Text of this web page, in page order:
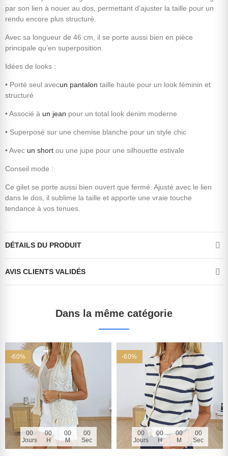
par son lien à nouer au dos, permettant d’ajuster la taille pour un
rendu encore plus structuré.
Avec sa longueur de 46 cm, il se porte aussi bien en pièce
principale qu’en superposition.
Idées de looks :
• Porté seul avecun pantalon taille haute pour un look féminin et
structuré
• Associé à un jean pour un total look denim moderne
• Superposé sur une chemise blanche pour un style chic
• Avec un short ou une jupe pour une silhouette estivale
Conseil mode :
Ce gilet se porte aussi bien ouvert que fermé. Ajusté avec le lien
dans le dos, il sublime la taille et apporte une vraie touche
tendance à vos tenues.
DÉTAILS DU PRODUIT
AVIS CLIENTS VALIDÉS
Dans la même catégorie
-60%
00
Jours
00
H
00
M
00
Sec
-60%
00
Jours
00
H
00
M
00
Sec